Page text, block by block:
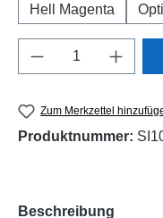
Hell Magenta
Produkt
Zum Merkzettel
Produktnummer:
Beschreibung